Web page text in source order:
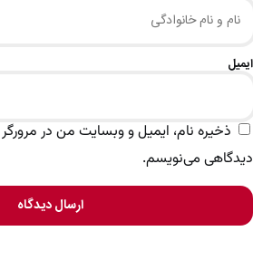
ایمیل
ذخیره نام، ایمیل و وبسایت من در مرورگر
دیدگاهی می‌نویسم.
ارسال دیدگاه